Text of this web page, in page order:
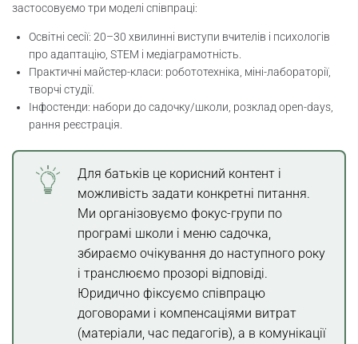
застосовуємо три моделі співпраці:
Освітні сесії: 20–30 хвилинні виступи вчителів і психологів
про адаптацію, STEM і медіаграмотність.
Практичні майстер-класи: робототехніка, міні-лабораторії,
творчі студії.
Інфостенди: набори до садочку/школи, розклад open-days,
рання реєстрація.
Для батьків це корисний контент і
можливість задати конкретні питання.
Ми організовуємо фокус-групи по
програмі школи і меню садочка,
збираємо очікування до наступного року
і транслюємо прозорі відповіді.
Юридично фіксуємо співпрацю
договорами і компенсаціями витрат
(матеріали, час педагогів), а в комунікації